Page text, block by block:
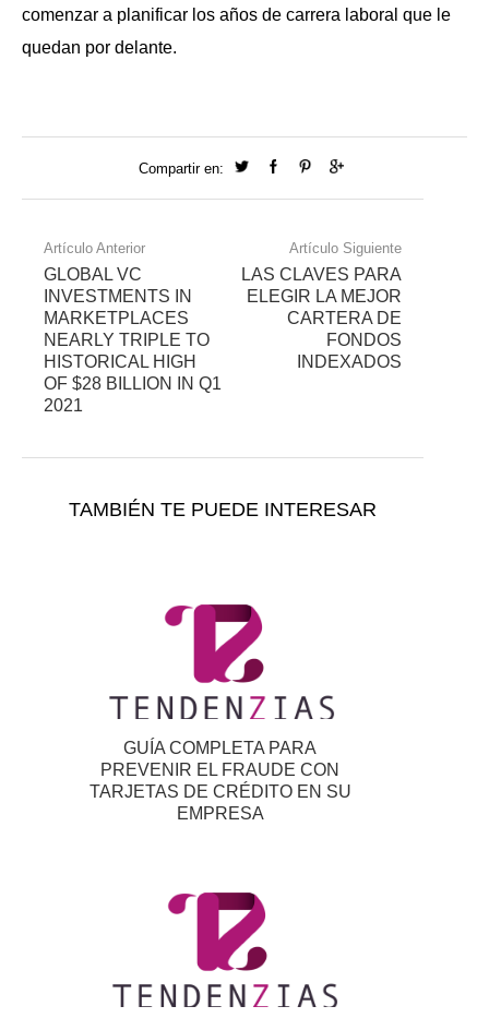
comenzar a planificar los años de carrera laboral que le
quedan por delante.
Compartir en:
Artículo Anterior
GLOBAL VC
INVESTMENTS IN
MARKETPLACES
NEARLY TRIPLE TO
HISTORICAL HIGH
OF $28 BILLION IN Q1
2021
Artículo Siguiente
LAS CLAVES PARA
ELEGIR LA MEJOR
CARTERA DE
FONDOS
INDEXADOS
TAMBIÉN TE PUEDE INTERESAR
GUÍA COMPLETA PARA
PREVENIR EL FRAUDE CON
TARJETAS DE CRÉDITO EN SU
EMPRESA